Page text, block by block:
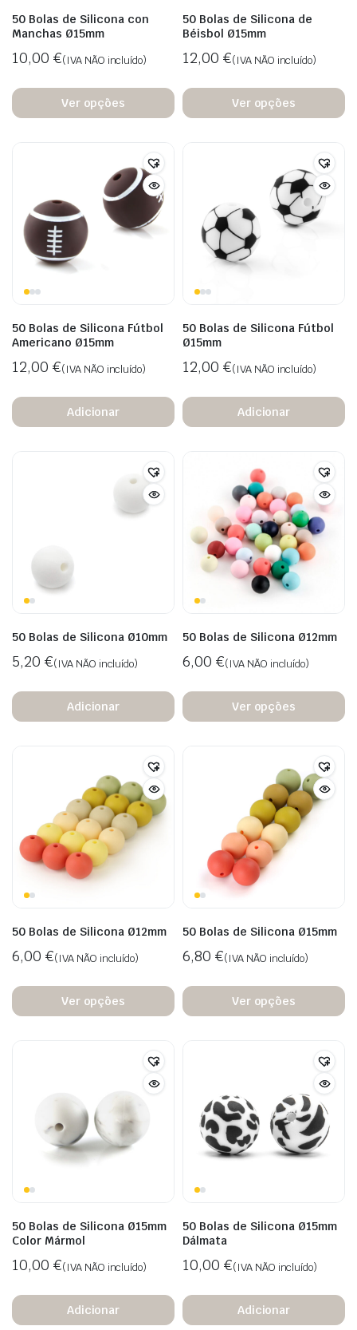
50 Bolas de Silicona con
Manchas Ø15mm
10,00 €(IVA NÃO incluído)
Ver opções
50 Bolas de Silicona de
Béisbol Ø15mm
12,00 €(IVA NÃO incluído)
Ver opções
50 Bolas de Silicona Fútbol
Americano Ø15mm
12,00 €(IVA NÃO incluído)
Adicionar
50 Bolas de Silicona Fútbol
Ø15mm
12,00 €(IVA NÃO incluído)
Adicionar
50 Bolas de Silicona Ø10mm
5,20 €(IVA NÃO incluído)
Adicionar
50 Bolas de Silicona Ø12mm
6,00 €(IVA NÃO incluído)
Ver opções
50 Bolas de Silicona Ø12mm
6,00 €(IVA NÃO incluído)
Ver opções
50 Bolas de Silicona Ø15mm
6,80 €(IVA NÃO incluído)
Ver opções
50 Bolas de Silicona Ø15mm
Color Mármol
10,00 €(IVA NÃO incluído)
Adicionar
50 Bolas de Silicona Ø15mm
Dálmata
10,00 €(IVA NÃO incluído)
Adicionar